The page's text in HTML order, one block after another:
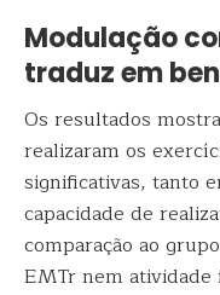
Modulação
traduz em
Os resultados
realizaram os
significativas, tanto
capacidade de
comparação ao
EMTr nem atividade